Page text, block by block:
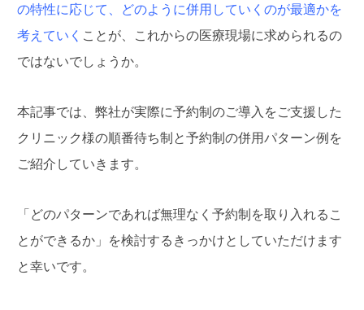
の特性に応じて、どのように併用していくのが最適かを
考えていく ことが、これからの医療現場に求められるの
ではないでしょうか。
本記事では、弊社が実際に予約制のご導入をご支援した
クリニック様の順番待ち制と予約制の併用パターン例を
ご紹介していきます。
「どのパターンであれば無理なく予約制を取り入れるこ
とができるか」を検討するきっかけとしていただけます
と幸いです。